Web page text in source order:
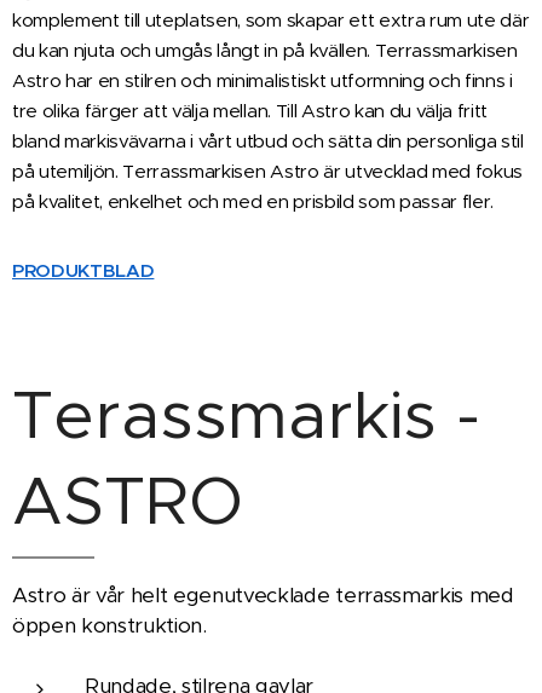
komplement till uteplatsen, som skapar ett extra rum ute där
du kan njuta och umgås långt in på kvällen. Terrassmarkisen
Astro har en stilren och minimalistiskt utformning och finns i
tre olika färger att välja mellan. Till Astro kan du välja fritt
bland markisvävarna i vårt utbud och sätta din personliga stil
på utemiljön. Terrassmarkisen Astro är utvecklad med fokus
på kvalitet, enkelhet och med en prisbild som passar fler.
PRODUKTBLAD
Terassmarkis -
ASTRO
Astro är vår helt egenutvecklade terrassmarkis med
öppen konstruktion.
Rundade, stilrena gavlar